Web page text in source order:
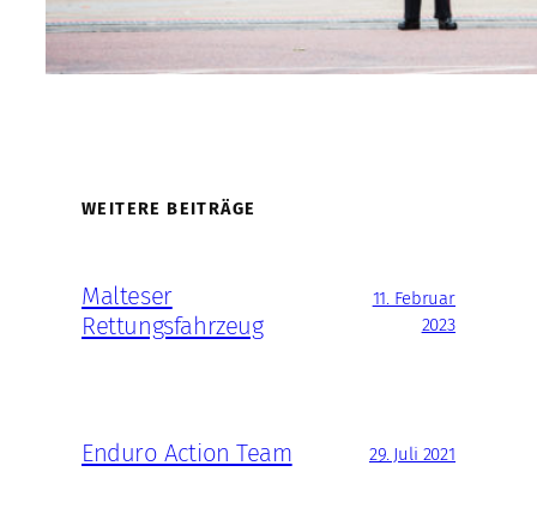
WEITERE BEITRÄGE
Malteser
Rettungsfahrzeug
11. Februar
2023
Enduro Action Team 29. Juli 2021